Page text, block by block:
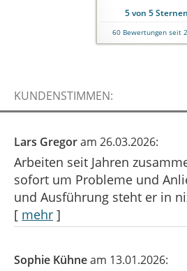
5von 5Sternen
60 Bewertungen seit
KUNDENSTIMMEN:
Lars Gregoram 26.03.2026:
Arbeiten seit Jahren
sofort um Probleme und
und Ausführung steht er in
[ mehr ]
Sophie Kühneam 13.01.2026: